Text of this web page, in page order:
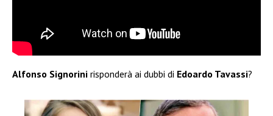
Alfonso Signorini risponderà ai dubbi di Edoardo Tavassi?